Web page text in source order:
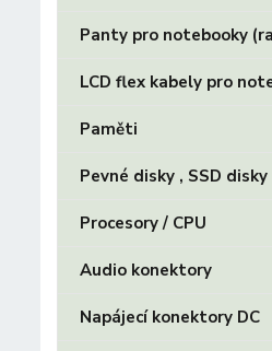
Panty pro notebooky
LCD flex kabely pro
Paměti
Pevné disky , SSD disky
Procesory / CPU
Audio konektory
Napájecí konektory DC